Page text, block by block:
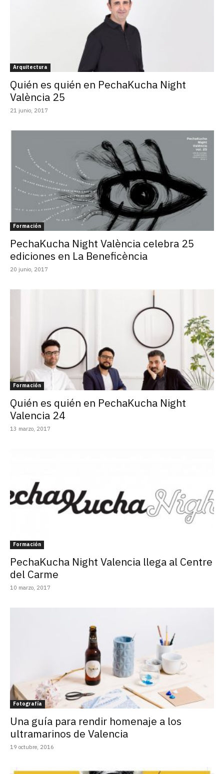
Arquitectura
Quién es quién en PechaKucha Night
València 25
21 junio, 2017
Formación
PechaKucha Night València celebra 25
ediciones en La Beneficència
20 junio, 2017
Formación
Quién es quién en PechaKucha Night
Valencia 24
13 marzo, 2017
Formación
PechaKucha Night Valencia llega al Centre
del Carme
10 marzo, 2017
Fotografía
Una guía para rendir homenaje a los
ultramarinos de Valencia
19 octubre, 2016